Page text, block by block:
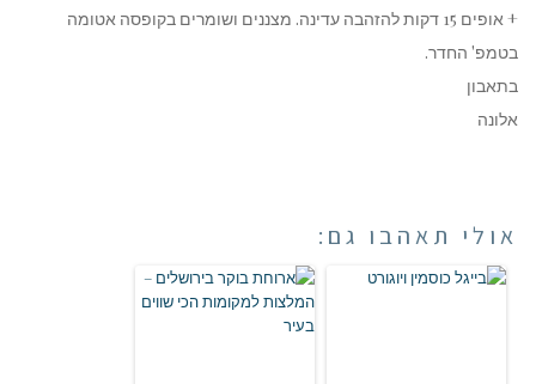
+ אופים 15 דקות להזהבה עדינה. מצננים ושומרים בקופסה אטומה
בטמפ' החדר.
בתאבון
אלונה
אולי תאהבו גם: